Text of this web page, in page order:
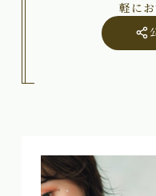
軽に